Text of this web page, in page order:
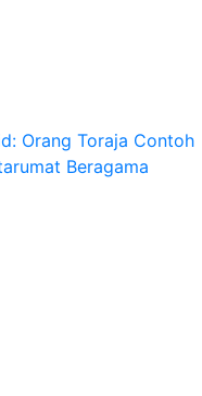
Orang Toraja Contoh
Beragama